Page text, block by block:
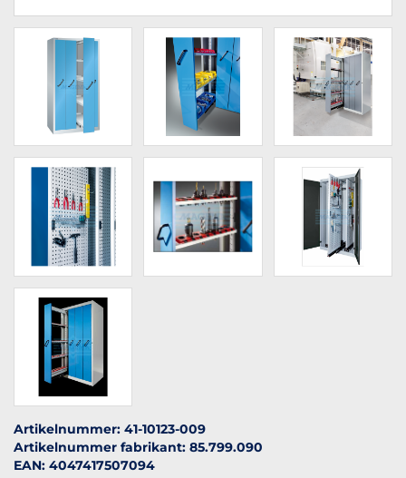
Artikelnummer: 41-10123-009
Artikelnummer fabrikant: 85.799.090
EAN: 4047417507094